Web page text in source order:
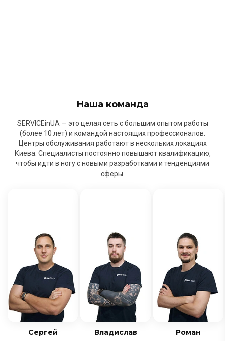
Наша команда
SERVICEinUA — это целая сеть с большим опытом работы
(более 10 лет) и командой настоящих профессионалов.
Центры обслуживания работают в нескольких локациях
Киева. Специалисты постоянно повышают квалификацию,
чтобы идти в ногу с новыми разработками и тенденциями
сферы.
Сергей Владислав Роман